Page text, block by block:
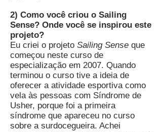
2) Como você criou o Sailing
Sense? Onde você se inspirou este
projeto?
Eu criei o projeto Sailing Sense que
começou neste curso de
especialização em 2007. Quando
terminou o curso tive a ideia de
oferecer a atividade esportiva como
vela às pessoas com Síndrome de
Usher, porque foi a primeira
síndrome que apareceu no curso
sobre a surdocegueira. Achei